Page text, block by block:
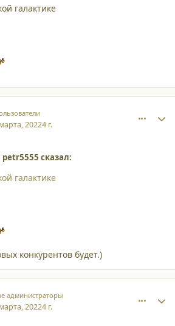
галактике
20224 г.
сказал:
галактике
конкурентов будет.)
администраторы
20224 г.